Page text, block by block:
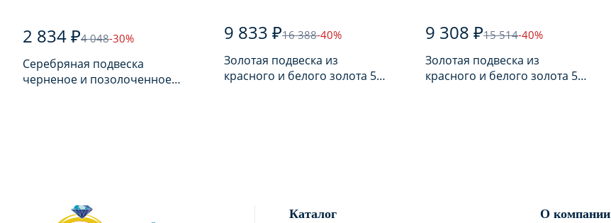
2 834 ₽4 048-30%
Серебряная подвеска
черненое и позолоченное
9 833 ₽16 388-40%
Золотая подвеска из
красного и белого золота 585
9 308 ₽15 514-40%
Золотая подвеска из
красного и белого золота 585
Каталог О компании